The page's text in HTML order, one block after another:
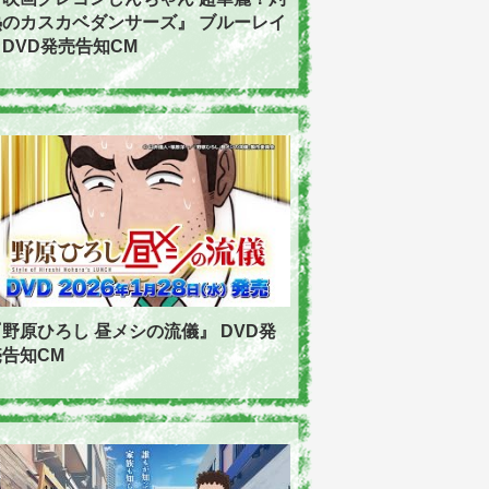
カスカベダンサーズ』 ブルーレイ
発売告知CM
原ひろし 昼メシの流儀』 DVD発
知CM